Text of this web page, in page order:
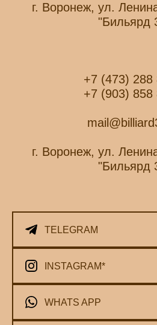
г. Воронеж, ул.
"Бильярд
+7 (473) 288
+7 (903) 858
г. Воронеж, ул.
"Бильярд
TELEGRAM
INSTAGRAM*
WHATS APP